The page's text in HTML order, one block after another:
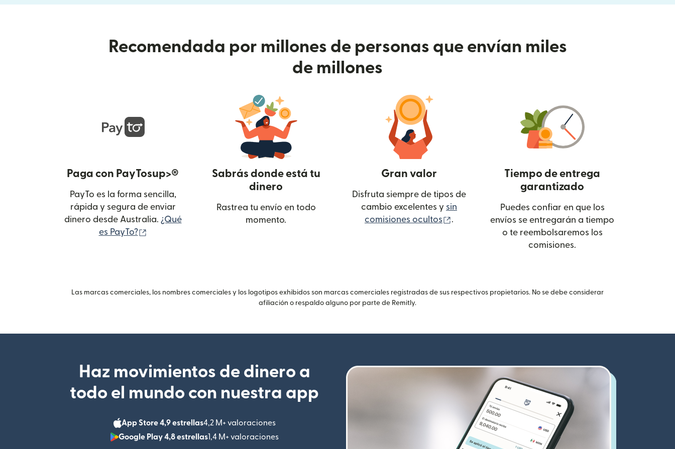
Recomendada por millones de personas que envían miles
de millones
Paga con PayTosup>®
PayTo es la forma sencilla,
rápida y segura de enviar
dinero desde Australia. ¿Qué
es PayTo?
Sabrás donde está tu
dinero
Rastrea tu envío en todo
momento.
Gran valor
Disfruta siempre de tipos de
cambio excelentes y sin
comisiones ocultos
(se abre en una ventana nueva)
.
Tiempo de entrega
garantizado
Puedes confiar en que los
envíos se entregarán a tiempo
o te reembolsaremos los
comisiones.
Las marcas comerciales, los nombres comerciales y los logotipos exhibidos son marcas comerciales registradas de sus respectivos propietarios. No se debe considerar
afiliación o respaldo alguno por parte de Remitly.
Haz movimientos de dinero a
todo el mundo con nuestra app
App Store 4,9 estrellas4,2 M+ valoraciones
(se abre en una ventana nueva)
Google Play 4,8 estrellas1,4 M+ valoraciones
(se abre en una ventana nueva)